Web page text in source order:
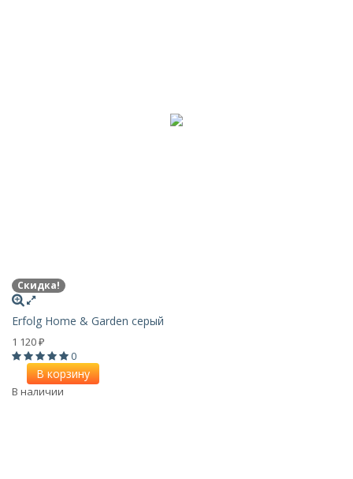
Скидка!
Erfolg Home & Garden серый
1 120 ₽
0
В корзину
В наличии